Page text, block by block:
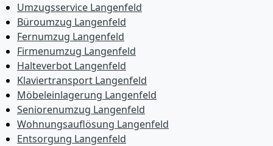
Umzugsservice Langenfeld
Büroumzug Langenfeld
Fernumzug Langenfeld
Firmenumzug Langenfeld
Halteverbot Langenfeld
Klaviertransport Langenfeld
Möbeleinlagerung Langenfeld
Seniorenumzug Langenfeld
Wohnungsauflösung Langenfeld
Entsorgung Langenfeld